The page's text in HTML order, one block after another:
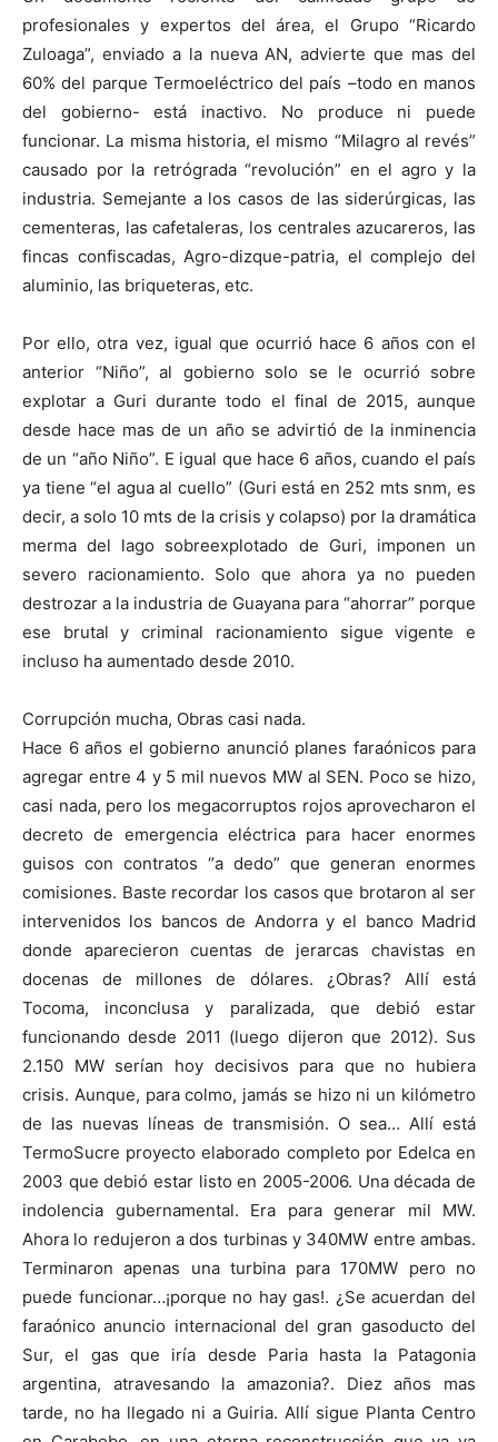
profesionales y expertos del área, el Grupo “Ricardo
Zuloaga”, enviado a la nueva AN, advierte que mas del
60% del parque Termoeléctrico del país –todo en manos
del gobierno- está inactivo. No produce ni puede
funcionar. La misma historia, el mismo “Milagro al revés”
causado por la retrógrada “revolución” en el agro y la
industria. Semejante a los casos de las siderúrgicas, las
cementeras, las cafetaleras, los centrales azucareros, las
fincas confiscadas, Agro-dizque-patria, el complejo del
aluminio, las briqueteras, etc.
Por ello, otra vez, igual que ocurrió hace 6 años con el
anterior “Niño”, al gobierno solo se le ocurrió sobre
explotar a Guri durante todo el final de 2015, aunque
desde hace mas de un año se advirtió de la inminencia
de un “año Niño”. E igual que hace 6 años, cuando el país
ya tiene “el agua al cuello” (Guri está en 252 mts snm, es
decir, a solo 10 mts de la crisis y colapso) por la dramática
merma del lago sobreexplotado de Guri, imponen un
severo racionamiento. Solo que ahora ya no pueden
destrozar a la industria de Guayana para “ahorrar” porque
ese brutal y criminal racionamiento sigue vigente e
incluso ha aumentado desde 2010.
Corrupción mucha, Obras casi nada.
Hace 6 años el gobierno anunció planes faraónicos para
agregar entre 4 y 5 mil nuevos MW al SEN. Poco se hizo,
casi nada, pero los megacorruptos rojos aprovecharon el
decreto de emergencia eléctrica para hacer enormes
guisos con contratos “a dedo” que generan enormes
comisiones. Baste recordar los casos que brotaron al ser
intervenidos los bancos de Andorra y el banco Madrid
donde aparecieron cuentas de jerarcas chavistas en
docenas de millones de dólares. ¿Obras? Allí está
Tocoma, inconclusa y paralizada, que debió estar
funcionando desde 2011 (luego dijeron que 2012). Sus
2.150 MW serían hoy decisivos para que no hubiera
crisis. Aunque, para colmo, jamás se hizo ni un kilómetro
de las nuevas líneas de transmisión. O sea… Allí está
TermoSucre proyecto elaborado completo por Edelca en
2003 que debió estar listo en 2005-2006. Una década de
indolencia gubernamental. Era para generar mil MW.
Ahora lo redujeron a dos turbinas y 340MW entre ambas.
Terminaron apenas una turbina para 170MW pero no
puede funcionar…¡porque no hay gas!. ¿Se acuerdan del
faraónico anuncio internacional del gran gasoducto del
Sur, el gas que iría desde Paria hasta la Patagonia
argentina, atravesando la amazonia?. Diez años mas
tarde, no ha llegado ni a Guiria. Allí sigue Planta Centro